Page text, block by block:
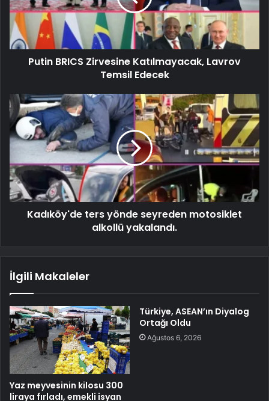
Putin BRICS Zirvesine Katılmayacak, Lavrov
Temsil Edecek
Kadıköy'de ters yönde seyreden motosiklet
alkollü yakalandı.
İlgili Makaleler
Yaz meyvesinin kilosu 300
liraya fırladı, emekli isyan
Türkiye, ASEAN’ın Diyalog
Ortağı Oldu
Ağustos 6, 2026